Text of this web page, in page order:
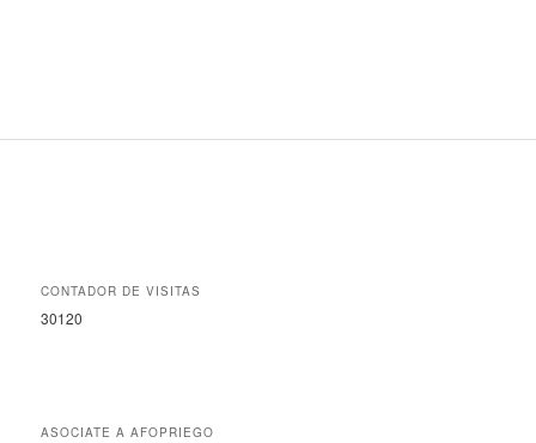
CONTADOR DE VISITAS
30120
ASOCIATE A AFOPRIEGO